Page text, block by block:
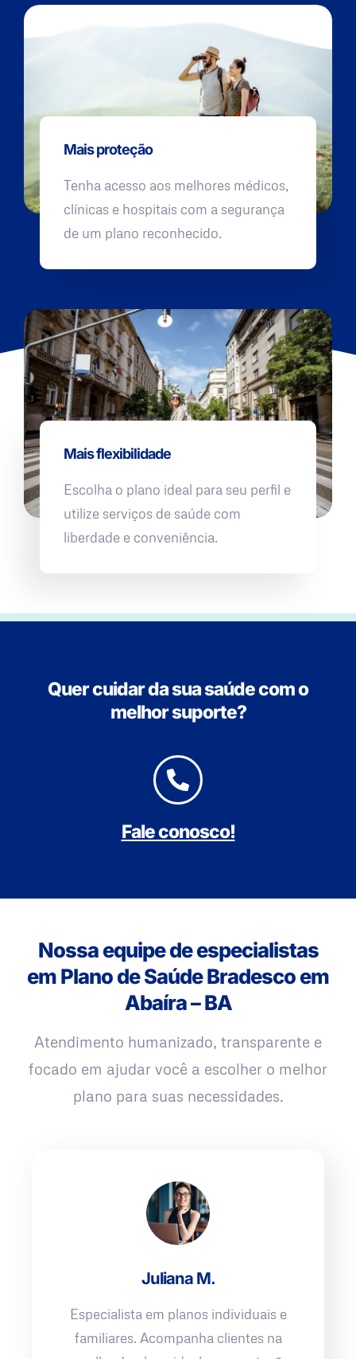
Mais proteção
Tenha acesso aos melhores médicos,
clínicas e hospitais com a segurança
de um plano reconhecido.
Mais flexibilidade
Escolha o plano ideal para seu perfil e
utilize serviços de saúde com
liberdade e conveniência.
Quer cuidar da sua saúde com o
melhor suporte?
Fale conosco!
Nossa equipe de especialistas
em Plano de Saúde Bradesco em
Abaíra – BA
Atendimento humanizado, transparente e
focado em ajudar você a escolher o melhor
plano para suas necessidades.
Juliana M.
Especialista em planos individuais e
familiares. Acompanha clientes na